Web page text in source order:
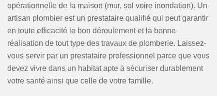
opérationnelle de la maison (mur, sol voire inondation). Un
artisan plombier est un prestataire qualifié qui peut garantir
en toute efficacité le bon déroulement et la bonne
réalisation de tout type des travaux de plomberie. Laissez-
vous servir par un prestataire professionnel parce que vous
devez vivre dans un habitat apte à sécuriser durablement
votre santé ainsi que celle de votre famille.